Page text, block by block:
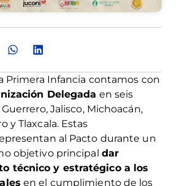
Primera Infancia contamos con
Delegada en seis
Jalisco, Michoacán,
y Tlaxcala. Estas
al Pacto durante un
objetivo principal dar
técnico y estratégico a los
en el cumplimiento de los